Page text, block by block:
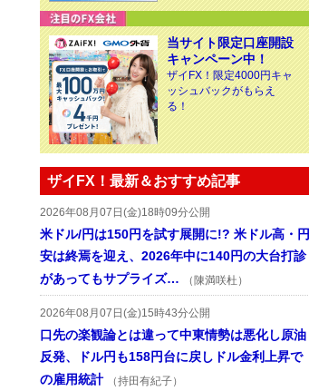
当サイト限定口座開設
キャンペーン中！
ザイFX！限定4000円キャ
ッシュバックがもらえ
る！
ザイFX！最新＆おすすめ記事
2026年08月07日(金)18時09分公開
米ドル/円は150円を試す展開に!? 米ドル高・円
安は終焉を迎え、2026年中に140円の大台打診
があってもサプライズ…
（陳満咲杜）
2026年08月07日(金)15時43分公開
口先の楽観論とは違って中東情勢は悪化し原油
反発、ドル円も158円台に戻しドル金利上昇で
の雇用統計
（持田有紀子）